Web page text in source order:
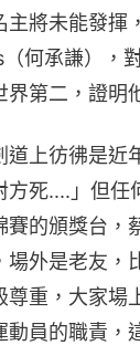
主將未能發揮
（何承謙），
第二，證明
道上彷彿是近
方死....」但任
的頒獎台，
場外是老友，
尊重，大家場
員的職責，